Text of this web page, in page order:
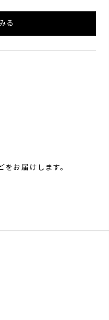
る
お届けします。